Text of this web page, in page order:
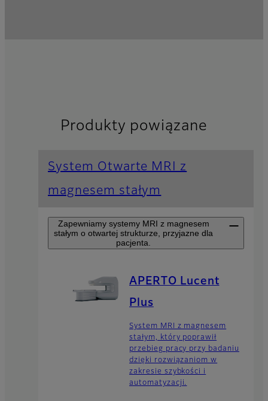
Produkty powiązane
System Otwarte MRI z
magnesem stałym
Zapewniamy systemy MRI z magnesem
stałym o otwartej strukturze, przyjazne dla
pacjenta.
APERTO Lucent
Plus
System MRI z magnesem
stałym, który poprawił
przebieg pracy przy badaniu
dzięki rozwiązaniom w
zakresie szybkości i
automatyzacji.